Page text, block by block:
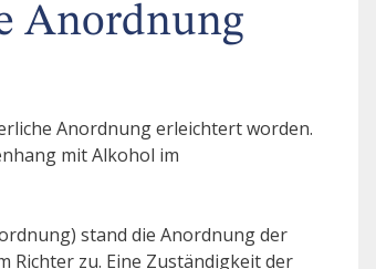
Anordnung
Anordnung erleichtert worden.
mit Alkohol im
stand die Anordnung der
Richter zu. Eine Zuständigkeit der